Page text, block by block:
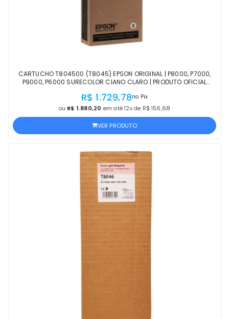
CARTUCHO T804500 (T8045) EPSON ORIGINAL | P8000, P7000,
P9000, P6000 SURECOLOR CIANO CLARO | PRODUTO OFICIAL
R$ 1.729,78no Pix
ou R$ 1.880,20 em até 12x de R$ 156,68
VER PRODUTO